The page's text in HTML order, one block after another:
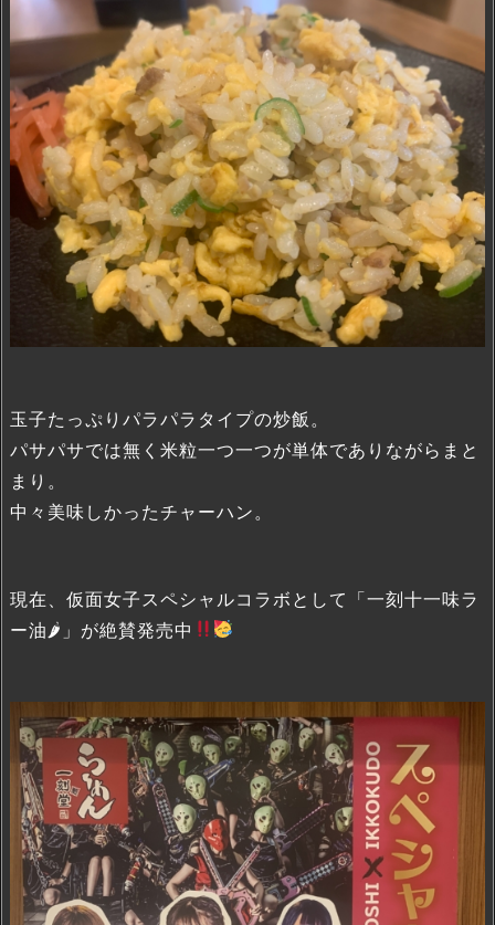
玉子たっぷりパラパラタイプの炒飯。
パサパサでは無く米粒一つ一つが単体でありながらまと
まり。
中々美味しかったチャーハン。
現在、仮面女子スペシャルコラボとして「一刻十一味ラ
ー油🌶」が絶賛発売中